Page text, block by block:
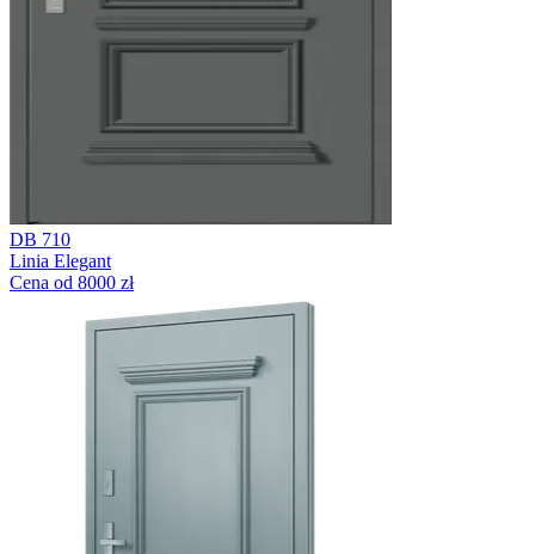
DB 710
Linia Elegant
Cena od 8000 zł